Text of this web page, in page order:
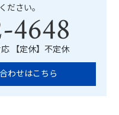
ださい。
4648
応 【定休】不定休
わせはこちら